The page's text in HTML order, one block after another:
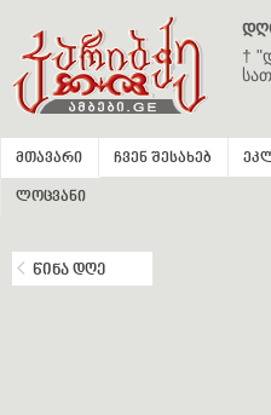
†
მთავარი ჩვენ შესახებ
ლოცვანი
წინა დღე